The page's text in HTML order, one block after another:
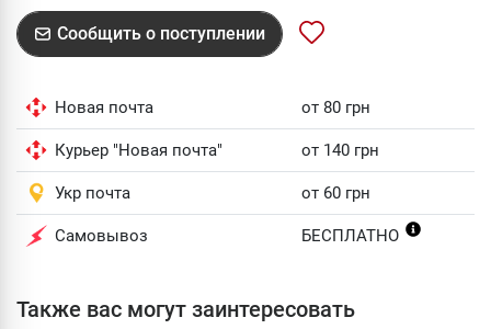
Сообщить о поступлении
Новая почта от 80 грн
Курьер "Новая почта" от 140 грн
Укр почта от 60 грн
Самовывоз БЕСПЛАТНО
Также вас могут заинтересовать